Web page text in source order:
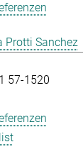
Protti Sanchez
57-1520